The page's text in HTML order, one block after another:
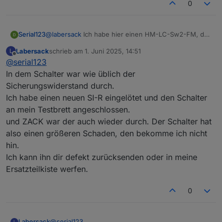
u
HM-LC-
Funk-Schaltaktor
Unterputzmontage
? ?
2
HM-LC-
Sw2-PB-
FM
Funk-Schaltaktor
2fach,
Unterputzmontage
F
Sw4-DR
Hutschiene
0
0
F
K
HM-LC-
2-PBU-
0
Serial123@labersack Ich habe hier einen HM-LC-Sw2-FM, der
(kein LED Signal nach Strom). Siehst du hier Chancen
für eine Wiederbelebung? Dann würde ich ihn
begleitet von einer Gummibärchenstaffel auf den
Weg bringen...
Besten Dank und Gruß,
Serial123
L
Offline
Labersackschrieb am 1. Juni 2025, 14:51
zuletzt editiert von
@serial123
In dem Schalter war wie üblich der
Sicherungswiderstand durch.
Ich habe einen neuen SI-R eingelötet und den Schalter
an mein Testbrett angeschlossen.
und ZACK war der auch wieder durch. Der Schalter hat
also einen größeren Schaden, den bekomme ich nicht
hin.
Ich kann ihn dir defekt zurücksenden oder in meine
Ersatzteilkiste werfen.
0